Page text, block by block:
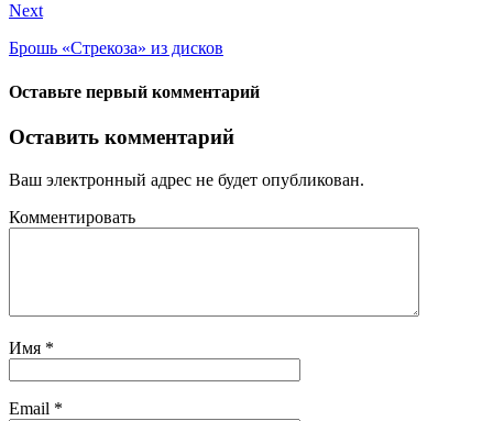
Next
Брошь «Стрекоза» из дисков
Оставьте первый комментарий
Оставить комментарий
Ваш электронный адрес не будет опубликован.
Комментировать
Имя *
Email *